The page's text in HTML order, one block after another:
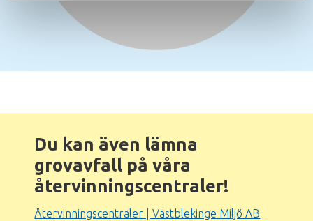
Du kan även lämna
grovavfall på våra
återvinningscentraler!
Återvinningscentraler | Västblekinge Miljö AB